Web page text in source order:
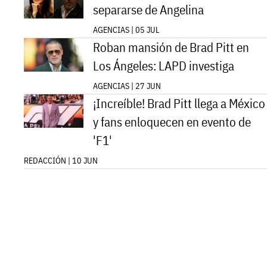
separarse de Angelina
AGENCIAS | 05 JUL
Roban mansión de Brad Pitt en
Los Ángeles: LAPD investiga
AGENCIAS | 27 JUN
¡Increíble! Brad Pitt llega a México
y fans enloquecen en evento de
'F1'
REDACCIÓN | 10 JUN